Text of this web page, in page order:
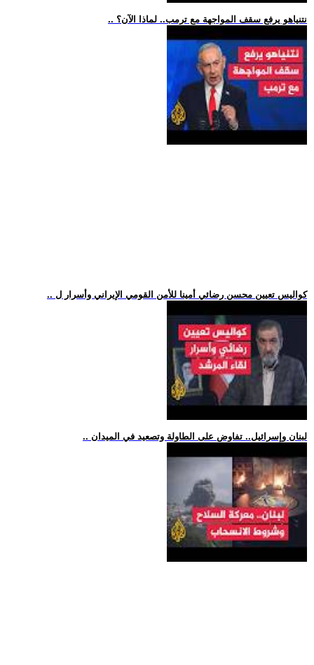
.. نتنياهو يرفع سقف المواجهة مع ترمب.. لماذا الآن؟
.. كواليس تعيين محسن رضائي أمينا للأمن القومي الإيراني وأسرار ل
.. لبنان وإسرائيل.. تفاوض على الطاولة وتصعيد في الميدان